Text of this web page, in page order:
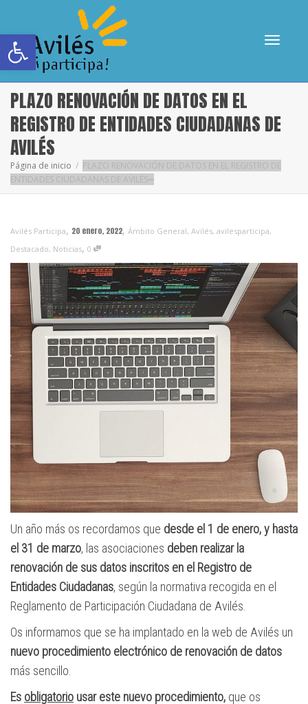
Abrir barra de herramientas
PLAZO RENOVACIÓN DE DATOS EN EL
REGISTRO DE ENTIDADES CIUDADANAS DE
AVILÉS
Página de inicio
PLAZO RENOVACIÓN DE DATOS EN EL REGISTRO DE
ENTIDADES CIUDADANAS DE AVILÉS
Avilés Participa, 20 enero, 2022, Ámbito General, Avilés, avilesparticipa,
Destacado, Noticias, 0
Un año más os recordamos que desde el 1 de enero, y hasta
el 31 de marzo, las asociaciones deben realizar la
renovación de sus datos inscritos en el Registro de
Entidades Ciudadanas, según la normativa recogida en el
Reglamento de Participación Ciudadana de Avilés.
Os informamos que se ha implantado en la web de Avilés un
nuevo procedimiento electrónico de renovación de datos
más sencillo.
Es obligatorio usar este nuevo procedimiento, que os